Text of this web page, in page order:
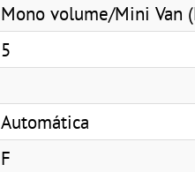
Mono volume/Mini Van
5
Automática
F